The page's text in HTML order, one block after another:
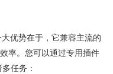
优势在于，它兼容主流的
率。您可以通过专用插件
任务：